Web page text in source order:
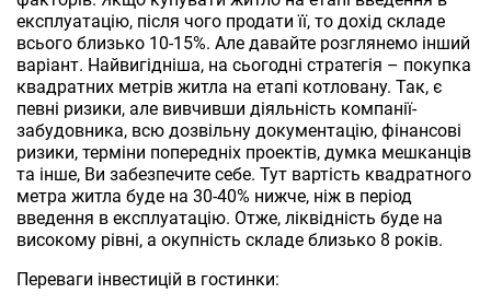
експлуатацію, після чого продати її, то дохід складе
всього близько 10-15%. Але давайте розглянемо інший
варіант. Найвигідніша, на сьогодні стратегія – покупка
квадратних метрів житла на етапі котловану. Так, є
певні ризики, але вивчивши діяльність компанії-
забудовника, всю дозвільну документацію, фінансові
ризики, терміни попередніх проектів, думка мешканців
та інше, Ви забезпечите себе. Тут вартість квадратного
метра житла буде на 30-40% нижче, ніж в період
введення в експлуатацію. Отже, ліквідність буде на
високому рівні, а окупність складе близько 8 років.
Переваги інвестицій в гостинки: